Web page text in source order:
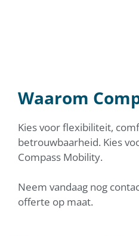
Waarom
Kies voor flexibiliteit,
betrouwbaarheid. Kies
Compass Mobility.
Neem vandaag nog
offerte op maat.